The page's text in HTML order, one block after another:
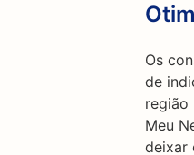
Os
de
região
Meu
deixar